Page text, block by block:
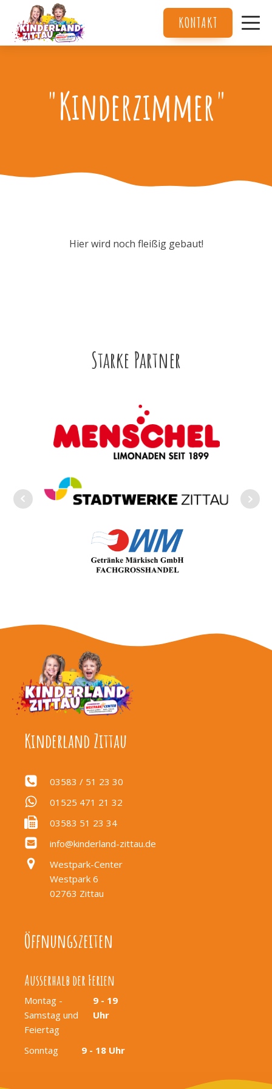
Services
Contact Us
KONTAKT
"Kinderzimmer"
Hier wird noch fleißig gebaut!
Starke Partner
Kinderland Zittau
03583 / 51 23 30
01525 471 21 32
03583 51 23 34
info@kinderland-zittau.de
Westpark-Center
Westpark 6
02763 Zittau
Öffnungszeiten
Ausserhalb der Ferien
Montag -
Samstag und
Feiertag
9 - 19
Uhr
Sonntag 9 - 18 Uhr